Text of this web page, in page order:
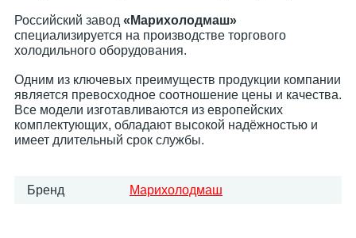
Российский завод «Марихолодмаш»
специализируется на производстве торгового
холодильного оборудования.
Одним из ключевых преимуществ продукции компании
является превосходное соотношение цены и качества.
Все модели изготавливаются из европейских
комплектующих, обладают высокой надёжностью и
имеет длительный срок службы.
Бренд Марихолодмаш